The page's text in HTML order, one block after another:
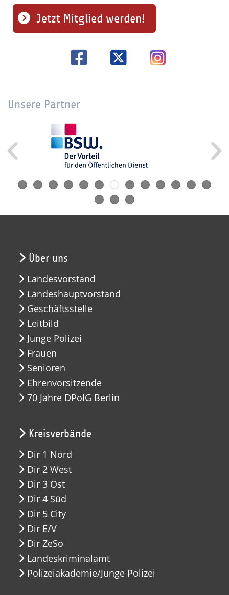
Jetzt Mitglied werden!
Unsere Partner
Über uns
Landesvorstand
Landeshauptvorstand
Geschäftsstelle
Leitbild
Junge Polizei
Frauen
Senioren
Ehrenvorsitzende
70 Jahre DPolG Berlin
Kreisverbände
Dir 1 Nord
Dir 2 West
Dir 3 Ost
Dir 4 Süd
Dir 5 City
Dir E/V
Dir ZeSo
Landeskriminalamt
Polizeiakademie/Junge Polizei